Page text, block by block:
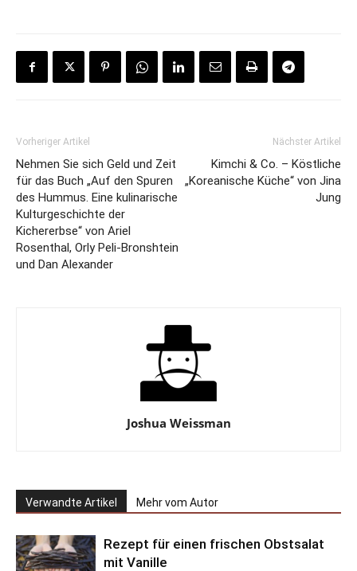
Vorheriger Artikel
Nehmen Sie sich Geld und Zeit
für das Buch „Auf den Spuren
des Hummus. Eine kulinarische
Kulturgeschichte der
Kichererbse“ von Ariel
Rosenthal, Orly Peli-Bronshtein
und Dan Alexander
Nächster Artikel
Kimchi & Co. – Köstliche
„Koreanische Küche“ von Jina
Jung
Joshua Weissman
Verwandte Artikel Mehr vom Autor
Rezept für einen frischen Obstsalat
mit Vanille